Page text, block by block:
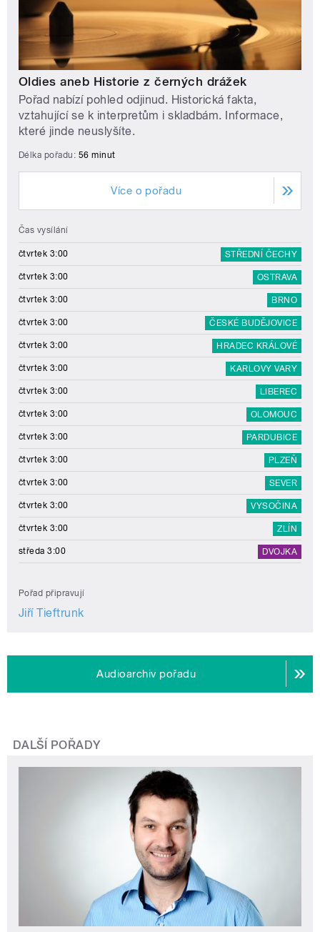
Oldies aneb Historie z černých drážek
Pořad nabízí pohled odjinud. Historická fakta,
vztahující se k interpretům i skladbám. Informace,
které jinde neuslyšíte.
Délka pořadu: 56 minut
Více o pořadu
Čas vysílání
čtvrtek 3:00 STŘEDNÍ ČECHY
čtvrtek 3:00 OSTRAVA
čtvrtek 3:00 BRNO
čtvrtek 3:00 ČESKÉ BUDĚJOVICE
čtvrtek 3:00 HRADEC KRÁLOVÉ
čtvrtek 3:00 KARLOVY VARY
čtvrtek 3:00 LIBEREC
čtvrtek 3:00 OLOMOUC
čtvrtek 3:00 PARDUBICE
čtvrtek 3:00 PLZEŇ
čtvrtek 3:00 SEVER
čtvrtek 3:00 VYSOČINA
čtvrtek 3:00 ZLÍN
středa 3:00 DVOJKA
Pořad připravují
Jiří Tieftrunk
Audioarchiv pořadu
DALŠÍ POŘADY